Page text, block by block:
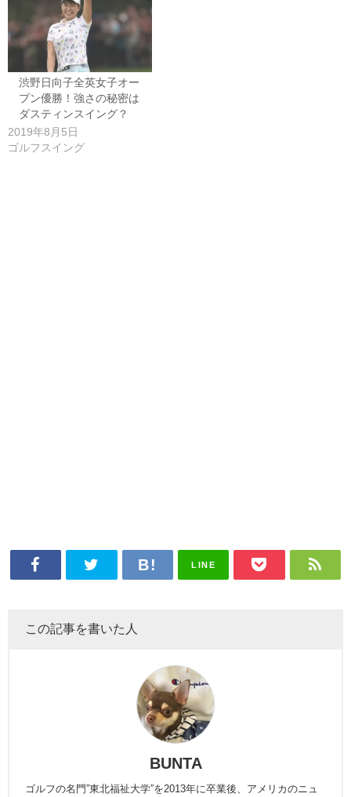
渋野日向子全英女子オー
プン優勝！強さの秘密は
ダスティンスイング？
2019年8月5日
ゴルフスイング
LINE
この記事を書いた人
BUNTA
ゴルフの名門”東北福祉大学”を2013年に卒業後、アメリカのニュ